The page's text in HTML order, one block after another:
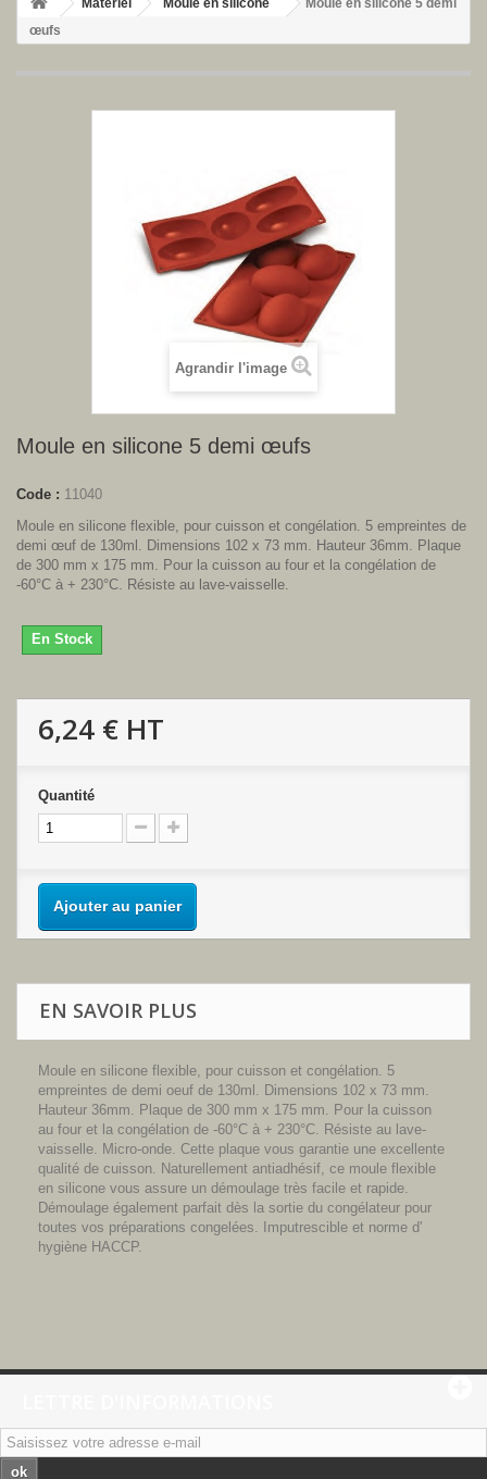
Matériel Moule en silicone
Moule en silicone 5 demi
œufs
Agrandir l'image
Moule en silicone 5 demi œufs
Code : 11040
Moule en silicone flexible, pour cuisson et congélation. 5 empreintes de
demi œuf de 130ml. Dimensions 102 x 73 mm. Hauteur 36mm. Plaque
de 300 mm x 175 mm. Pour la cuisson au four et la congélation de
-60°C à + 230°C. Résiste au lave-vaisselle.
En Stock
6,24 € HT
Quantité
Ajouter au panier
EN SAVOIR PLUS
Moule en silicone flexible, pour cuisson et congélation. 5
empreintes de demi oeuf de 130ml. Dimensions 102 x 73 mm.
Hauteur 36mm. Plaque de 300 mm x 175 mm. Pour la cuisson
au four et la congélation de -60°C à + 230°C. Résiste au lave-
vaisselle. Micro-onde. Cette plaque vous garantie une excellente
qualité de cuisson. Naturellement antiadhésif, ce moule flexible
en silicone vous assure un démoulage très facile et rapide.
Démoulage également parfait dès la sortie du congélateur pour
toutes vos préparations congelées. Imputrescible et norme d'
hygiène HACCP.
ok